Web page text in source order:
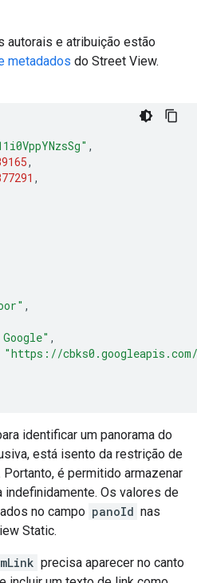
autorais e atribuição estão
metadados do Street View.
,
,
,
,
,
"https://cbks0.googleapis.com/
identificar um panorama do
está isento da restrição de
é permitido armazenar
indefinidamente. Os valores de
no campo panoId nas
Static.
precisa aparecer no canto